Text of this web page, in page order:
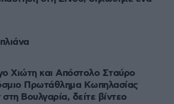
Χιώτη και Απόστολο Σταύρο
Πρωτάθλημα Κωπηλασίας
Βουλγαρία, δείτε βίντεο